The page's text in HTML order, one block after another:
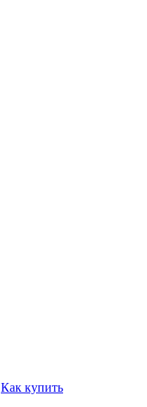
Как купить